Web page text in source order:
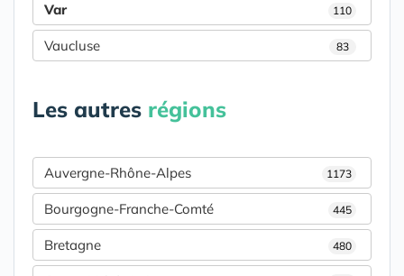
Var 110
Vaucluse 83
Les autres régions
Auvergne-Rhône-Alpes 1173
Bourgogne-Franche-Comté 445
Bretagne 480